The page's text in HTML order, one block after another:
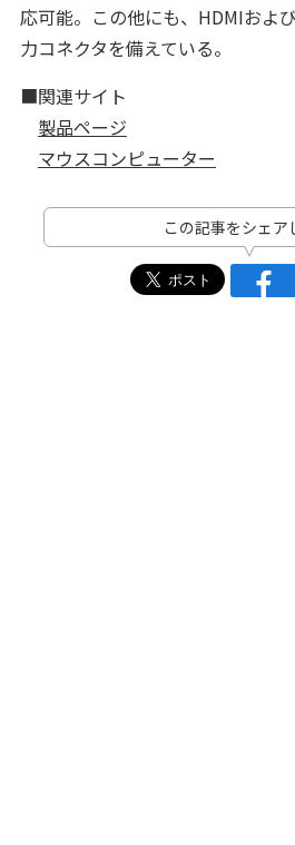
応可能。この他にも、HDMIおよ
力コネクタを備えている。
■関連サイト
製品ページ
マウスコンピューター
この記事をシェア